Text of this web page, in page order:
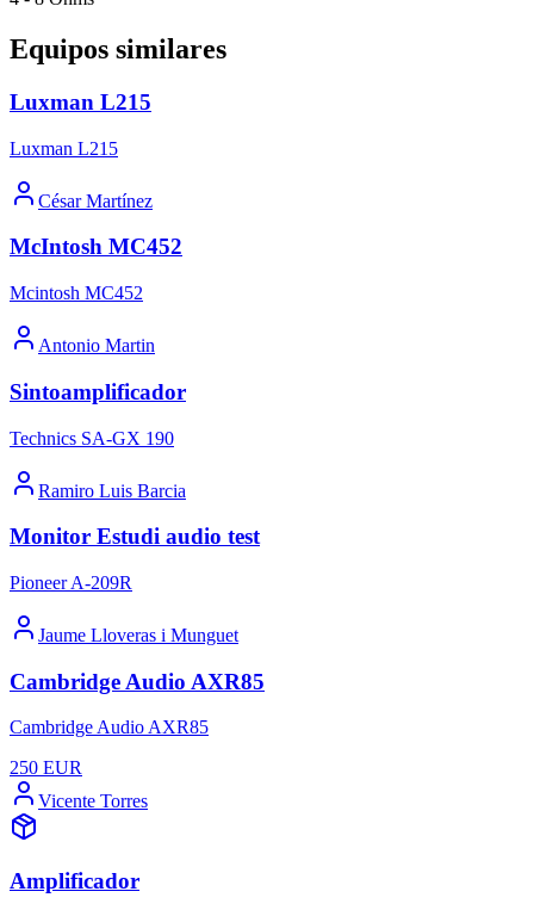
Equipos similares
Luxman L215
Luxman L215
César Martínez
McIntosh MC452
Mcintosh MC452
Antonio Martin
Sintoamplificador
Technics SA-GX 190
Ramiro Luis Barcia
Monitor Estudi audio test
Pioneer A-209R
Jaume Lloveras i Munguet
Cambridge Audio AXR85
Cambridge Audio AXR85
250 EUR
Vicente Torres
Amplificador